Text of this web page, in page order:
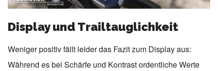
Display und Trailtauglichkeit
Weniger positiv fällt leider das Fazit zum Display aus:
Während es bei Schärfe und Kontrast ordentliche Werte